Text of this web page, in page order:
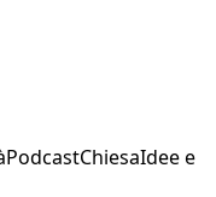
PodcastChiesaIdee e